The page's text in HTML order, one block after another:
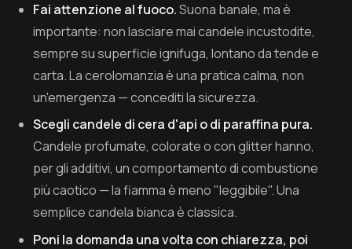
Fai attenzione al fuoco.Suona banale, ma è
importante: non lasciare mai candele incustodite,
sempre su superficie ignifuga, lontano da tende e
carta. La cerolomanzia è una pratica calma, non
un'emergenza — concediti la sicurezza.
Scegli candele di cera d'api o di paraffina pura.
Candele profumate, colorate o con glitter hanno,
per gli additivi, un comportamento di combustione
più caotico — la fiamma è meno "leggibile". Una
semplice candela bianca è classica.
Poni la domanda una volta con chiarezza, poi